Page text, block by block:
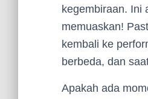
kegembiraan. Ini
memuaskan!
kembali ke
berbeda, dan
Apakah ada